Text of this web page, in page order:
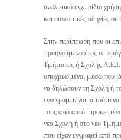
αναλυτικό εγχειρίδιο
και συνοπτικές οδηγίες
Στην περίπτωση που οι
προηγούμενο έτος σε
Τμήματος ή Σχολής
υποχρεωμένοι μέσω του
να δηλώσουν τη Σχολή ή
εγγεγραμμένοι,
τους από αυτό,
νέα Σχολή ή στο νέο
που είχαν εγγραφεί από